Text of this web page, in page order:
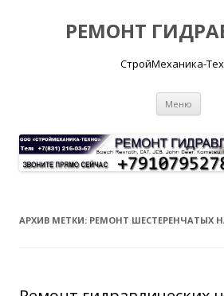
РЕМОНТ
СтройМеханика-
Меню
АРХИВ МЕТКИ: РЕМОНТ ШЕСТЕРЕНЧАТЫХ